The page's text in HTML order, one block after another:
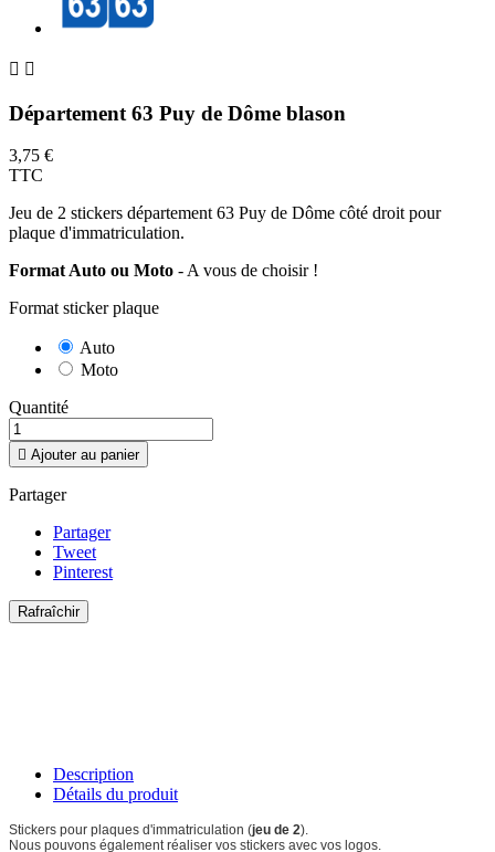
 
Département 63 Puy de Dôme blason
3,75 €
TTC
Jeu de 2 stickers département 63 Puy de Dôme côté droit pour
plaque d'immatriculation.
Format Auto ou Moto - A vous de choisir !
Format sticker plaque
Auto
Moto
Quantité
 Ajouter au panier
Partager
Partager
Tweet
Pinterest
Description
Détails du produit
Stickers pour plaques d'immatriculation (jeu de 2).
Nous pouvons également réaliser vos stickers avec vos logos.